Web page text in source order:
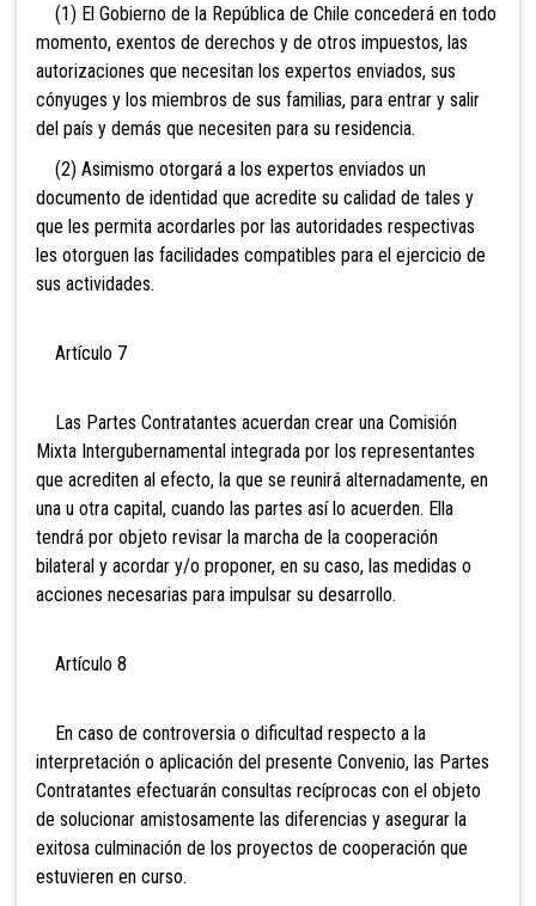
(1) El Gobierno de la República de Chile concederá en todo
momento, exentos de derechos y de otros impuestos, las
autorizaciones que necesitan los expertos enviados, sus
cónyuges y los miembros de sus familias, para entrar y salir
del país y demás que necesiten para su residencia.
(2) Asimismo otorgará a los expertos enviados un
documento de identidad que acredite su calidad de tales y
que les permita acordarles por las autoridades respectivas
les otorguen las facilidades compatibles para el ejercicio de
sus actividades.
Artículo 7
Las Partes Contratantes acuerdan crear una Comisión
Mixta Intergubernamental integrada por los representantes
que acrediten al efecto, la que se reunirá alternadamente, en
una u otra capital, cuando las partes así lo acuerden. Ella
tendrá por objeto revisar la marcha de la cooperación
bilateral y acordar y/o proponer, en su caso, las medidas o
acciones necesarias para impulsar su desarrollo.
Artículo 8
En caso de controversia o dificultad respecto a la
interpretación o aplicación del presente Convenio, las Partes
Contratantes efectuarán consultas recíprocas con el objeto
de solucionar amistosamente las diferencias y asegurar la
exitosa culminación de los proyectos de cooperación que
estuvieren en curso.